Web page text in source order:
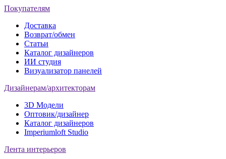
Покупателям
Доставка
Возврат/обмен
Статьи
Каталог дизайнеров
ИИ студия
Визуализатор панелей
Дизайнерам/архитекторам
3D Модели
Оптовик/дизайнер
Каталог дизайнеров
Imperiumloft Studio
Лента интерьеров